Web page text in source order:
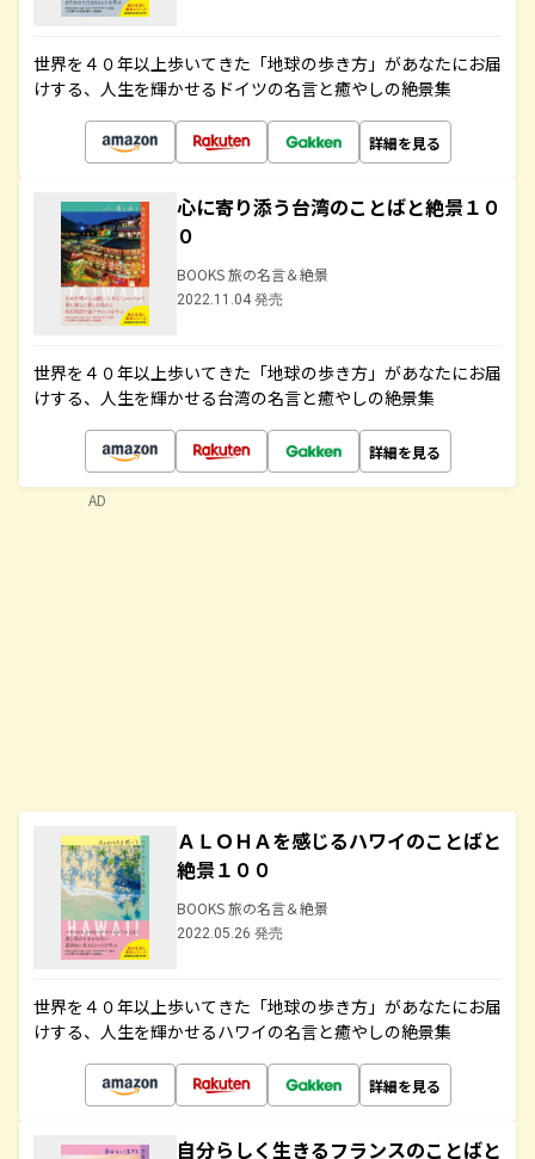
世界を４０年以上歩いてきた「地球の歩き方」があなたにお届
けする、人生を輝かせるドイツの名言と癒やしの絶景集
詳細を見る
心に寄り添う台湾のことばと絶景１０
０
BOOKS 旅の名言＆絶景
2022.11.04 発売
世界を４０年以上歩いてきた「地球の歩き方」があなたにお届
けする、人生を輝かせる台湾の名言と癒やしの絶景集
詳細を見る
ＡＬＯＨＡを感じるハワイのことばと
絶景１００
BOOKS 旅の名言＆絶景
2022.05.26 発売
世界を４０年以上歩いてきた「地球の歩き方」があなたにお届
けする、人生を輝かせるハワイの名言と癒やしの絶景集
詳細を見る
自分らしく生きるフランスのことばと
AD